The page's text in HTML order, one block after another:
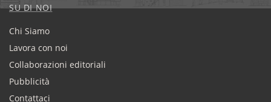
SU DI NOI
Chi Siamo
Lavora con noi
Collaborazioni editoriali
Pubblicità
Contattaci